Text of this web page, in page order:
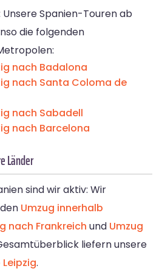
Spanien-Touren ab
die folgenden
nach Badalona
nach Santa Coloma de
nach Sabadell
nach Barcelona
Länder
sind wir aktiv: Wir
Umzug innerhalb
nach Frankreich und Umzug
liefern unsere
.